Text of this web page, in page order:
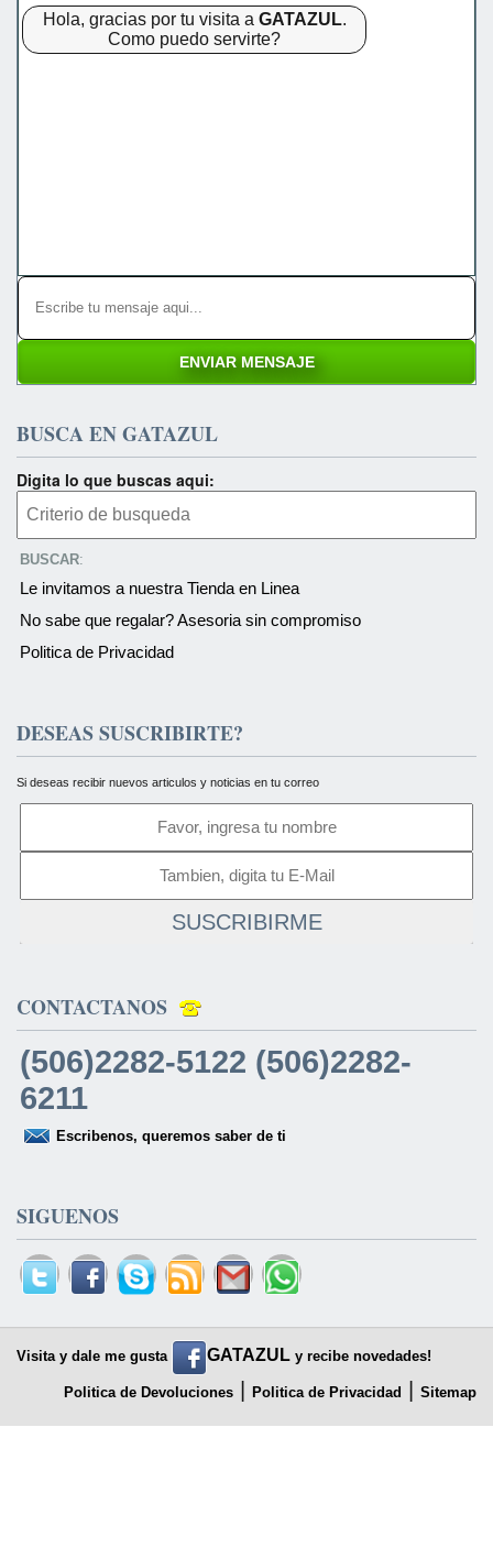
Hola, gracias por tu visita a GATAZUL.
Como puedo servirte?
BUSCA EN GATAZUL
Digita lo que buscas aqui:
BUSCAR:
Le invitamos a nuestra Tienda en Linea
No sabe que regalar? Asesoria sin compromiso
Politica de Privacidad
DESEAS SUSCRIBIRTE?
Si deseas recibir nuevos articulos y noticias en tu correo
SUSCRIBIRME
CONTACTANOS
(506)2282-5122 (506)2282-
6211
Escribenos, queremos saber de ti
SIGUENOS
Visita y dale me gusta GATAZUL y recibe novedades!
Politica de Devoluciones Politica de Privacidad Sitemap